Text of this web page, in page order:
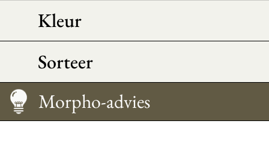
Kleur
Sorteer
Onderhoud
Maattabel